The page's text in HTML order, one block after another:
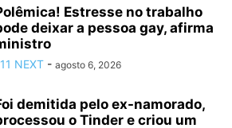
Estresse no trabalho
deixar a pessoa gay, afirma
NEXT - agosto 6, 2026
demitida pelo ex-namorado,
o Tinder e criou um